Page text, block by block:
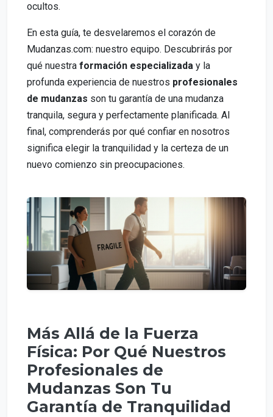
ocultos.
En esta guía, te desvelaremos el corazón de
Mudanzas.com: nuestro equipo. Descubrirás por
qué nuestra formación especializada y la
profunda experiencia de nuestros profesionales
de mudanzas son tu garantía de una mudanza
tranquila, segura y perfectamente planificada. Al
final, comprenderás por qué confiar en nosotros
significa elegir la tranquilidad y la certeza de un
nuevo comienzo sin preocupaciones.
Más Allá de la Fuerza
Física: Por Qué Nuestros
Profesionales de
Mudanzas Son Tu
Garantía de Tranquilidad